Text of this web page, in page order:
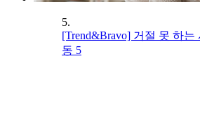
5.
[Trend&Bravo] 거절 못 하
동 5